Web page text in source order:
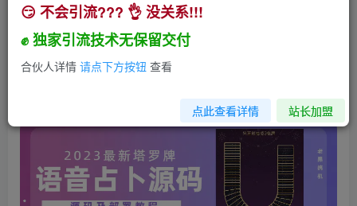
2023新版塔罗牌语音讲解占卜源码，配套视频教
程和网站源码
小助手
125 26
😏 不会引流??? 👌 没关系!!!
✊ 独家引流技术无保留交付
合伙人详情 请点下方按钮 查看
点此查看详情 站长加盟